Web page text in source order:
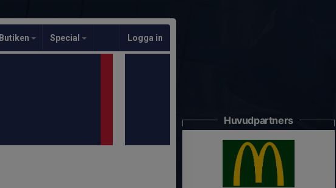
Butiken Special Logga in
Huvudpartners